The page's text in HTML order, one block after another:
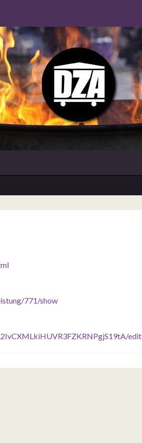
771/show
edit